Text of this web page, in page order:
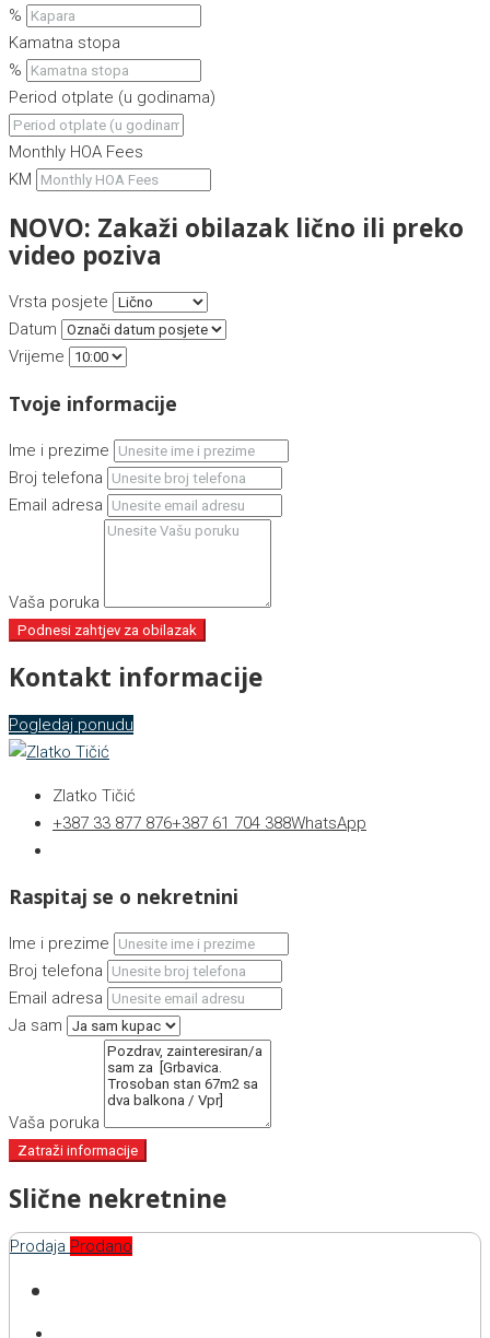
%
Kamatna stopa
%
Period otplate (u godinama)
Monthly HOA Fees
KM
NOVO: Zakaži obilazak lično ili preko
video poziva
Vrsta posjete
Datum
Vrijeme
Tvoje informacije
Ime i prezime
Broj telefona
Email adresa
Vaša poruka
Podnesi zahtjev za obilazak
Kontakt informacije
Pogledaj ponudu
Zlatko Tičić
+387 33 877 876+387 61 704 388WhatsApp
Raspitaj se o nekretnini
Ime i prezime
Broj telefona
Email adresa
Ja sam
Vaša poruka
Zatraži informacije
Slične nekretnine
Prodaja Prodano